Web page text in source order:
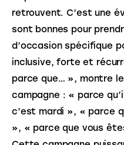
retrouvent. C’est une
sont bonnes pour
d’occasion spécifique
inclusive, forte et
parce que… », montre
campagne : « parce
c’est mardi », « parce
», « parce que vous